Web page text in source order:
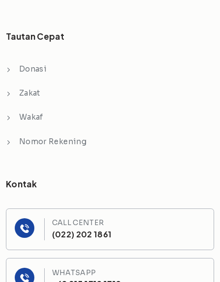
Tautan Cepat
Donasi
Zakat
Wakaf
Nomor Rekening
Kontak
CALL CENTER
(022) 202 1861
WHATSAPP